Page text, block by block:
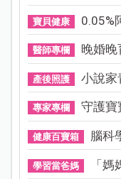
寶貝健康 0.05%
醫師專欄 晚婚晚
產後照護 小說家
專家專欄 守護寶
健康百寶箱 腦科
學習當爸媽 「